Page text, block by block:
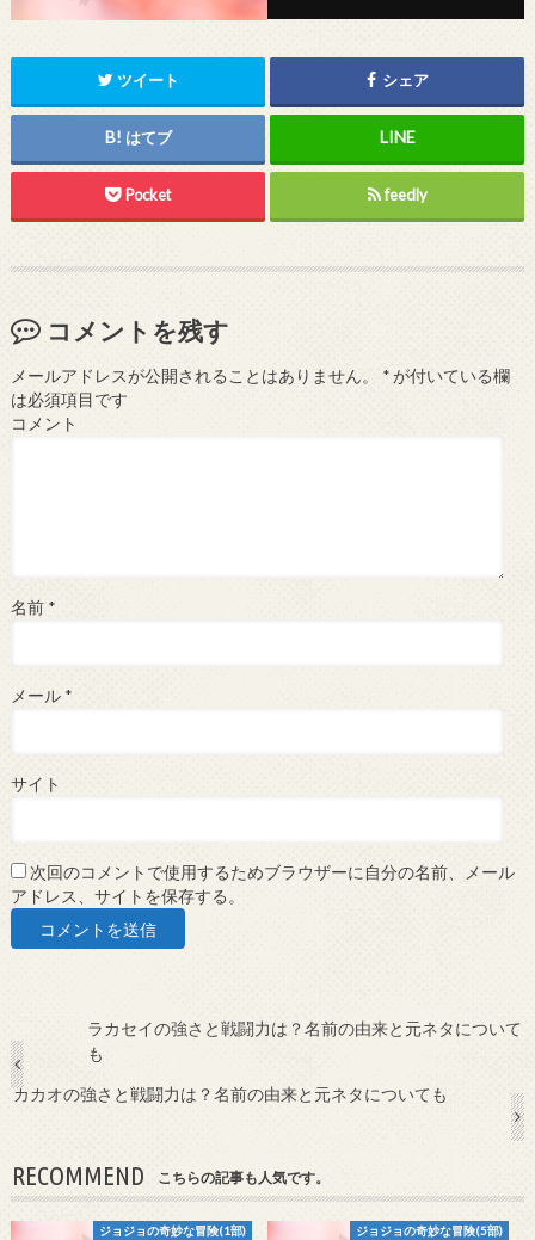
ツイート シェア
はてブ
Pocket feedly
コメントを残す
メールアドレスが公開されることはありません。 *が付いている欄
は必須項目です
コメント
名前 *
メール *
サイト
次回のコメントで使用するためブラウザーに自分の名前、メール
アドレス、サイトを保存する。
ラカセイの強さと戦闘力は？名前の由来と元ネタについて
も
カカオの強さと戦闘力は？名前の由来と元ネタについても
RECOMMEND こちらの記事も人気です。
ジョジョの奇妙な冒険(1部) ジョジョの奇妙な冒険(5部)